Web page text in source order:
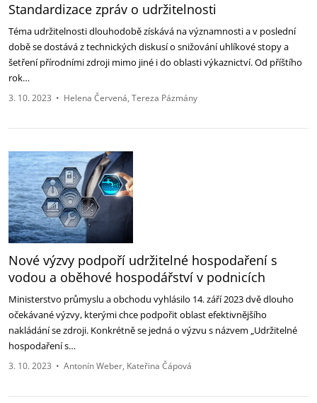
Standardizace zpráv o udržitelnosti
Téma udržitelnosti dlouhodobě získává na významnosti a v poslední
době se dostává z technických diskusí o snižování uhlíkové stopy a
šetření přírodními zdroji mimo jiné i do oblasti výkaznictví. Od příštího
rok…
3. 10. 2023 • Helena Červená Tereza Pázmány
Nové výzvy podpoří udržitelné hospodaření s
vodou a oběhové hospodářství v podnicích
Ministerstvo průmyslu a obchodu vyhlásilo 14. září 2023 dvě dlouho
očekávané výzvy, kterými chce podpořit oblast efektivnějšího
nakládání se zdroji. Konkrétně se jedná o výzvu s názvem „Udržitelné
hospodaření s…
3. 10. 2023 • Antonín Weber Kateřina Čápová